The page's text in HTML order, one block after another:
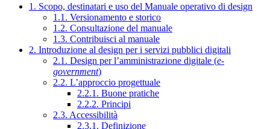
1. Scopo, destinatari e uso del Manuale operativo di design
1.1. Versionamento e storico
1.2. Consultazione del manuale
1.3. Contribuisci al manuale
2. Introduzione al design per i servizi pubblici digitali
2.1. Design per l’amministrazione digitale (e-
government)
2.2. L’approccio progettuale
2.2.1. Buone pratiche
2.2.2. Principi
2.3. Accessibilità
2.3.1. Definizione